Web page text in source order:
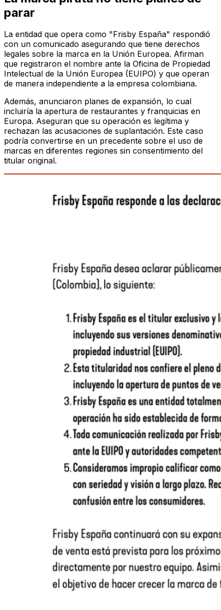
parar
La entidad que opera como "Frisby España" respondió
con un comunicado asegurando que tiene derechos
legales sobre la marca en la Unión Europea. Afirman
que registraron el nombre ante la Oficina de Propiedad
Intelectual de la Unión Europea (EUIPO) y que operan
de manera independiente a la empresa colombiana.
Además, anunciaron planes de expansión, lo cual
incluiría la apertura de restaurantes y franquicias en
Europa. Aseguran que su operación es legítima y
rechazan las acusaciones de suplantación. Este caso
podría convertirse en un precedente sobre el uso de
marcas en diferentes regiones sin consentimiento del
titular original.